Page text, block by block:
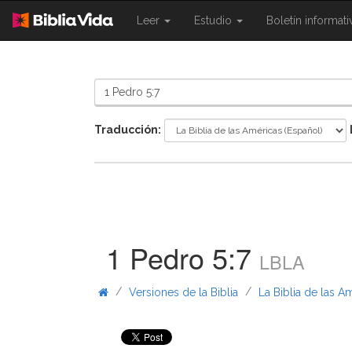
Leer
{{
Estudio
{{
Boletín
Traducción:
1 Pedro 5:7 LBLA
/ Versiones de la Biblia / La Biblia de las